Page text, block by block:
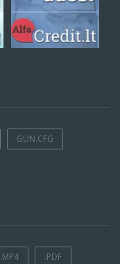
GUN.CFG
.MP4 .PDF